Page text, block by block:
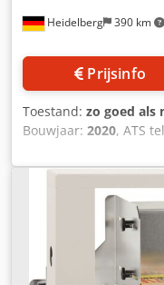
Heidelberg 390 km
Prijsinfo
Toestand: zo goed als
Bouwjaar: 2020, ATS
Functionele volgorde:
betrouwbare wijze
de verticale
worden vervolgens
van 90°)
pusher, die ze
uitwerpt. Dsdpfx Aehk